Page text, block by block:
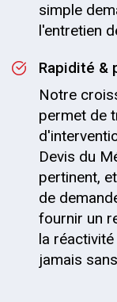
simple
l'entretien
Rapidité &
Notre
permet de
Devis du
pertinent,
de
fournir un
la
jamais